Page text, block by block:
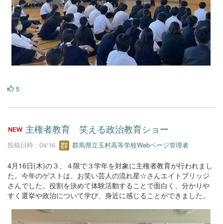
5
主権者教育 笑える政治教育ショー
投稿日時 : 04/16 群馬県立玉村高等学校Webページ管理者
4月16日(木)の３、４限で３学年を対象に主権者教育が行われまし
た。今年のゲストは、お笑い芸人の流れ星☆さんエイトブリッジ
さんでした。役割を決めて体験活動することで面白く、分かりや
すく選挙や政治について学び、身近に感じることができました。